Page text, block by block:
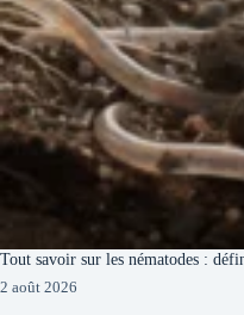
Tout savoir sur les nématodes :
2 août 2026